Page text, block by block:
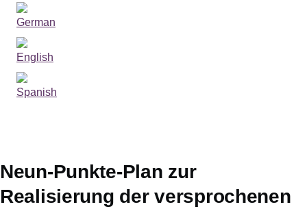
Sprachumschalter
Neun-Punkte-Plan zur
Realisierung der versprochenen